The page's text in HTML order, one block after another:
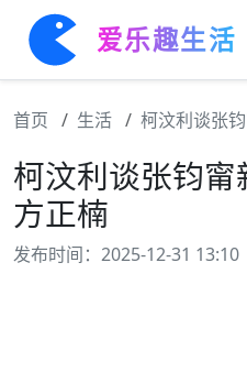
爱乐趣生活
首页 生活 柯汶利谈张
柯汶利谈张钧
方正楠
发布时间：2025-12-31 13:10